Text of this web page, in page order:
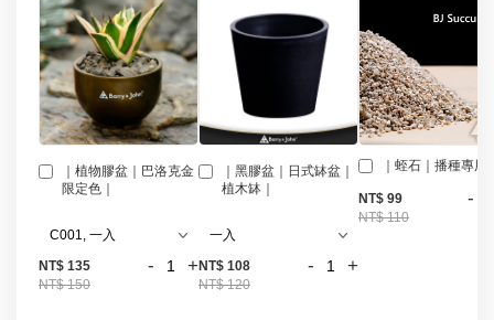
｜植物膠盆｜巴洛克金
限定色｜
NT$ 135
NT$ 150
- +
｜黑膠盆｜日式缽盆｜
植木缽｜
NT$ 108
NT$ 120
- +
｜蛭石｜播種專用
NT$ 99
NT$ 110
-